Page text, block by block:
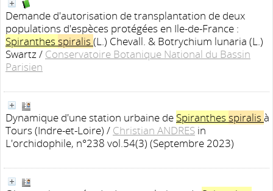
Demande d'autorisation de transplantation de deux
populations d'espèces protégées en Ile-de-France :
Spiranthes spiralis (L.) Chevall. & Botrychium lunaria (L.)
Swartz/ Conservatoire Botanique National du Bassin
Parisien
Dynamique d'une station urbaine de Spiranthes spiralis à
Tours (Indre-et-Loire) / Christian ANDRES in
L'orchidophile, n°238 vol.54(3) (Septembre 2023)